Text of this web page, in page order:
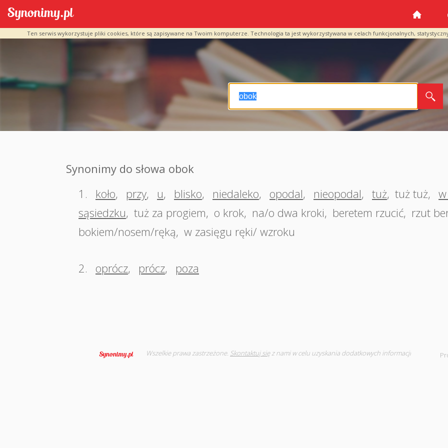
Ten serwis wykorzystuje pliki cookies, które są zapisywane na Twoim komputerze. Technologia ta jest wykorzystywana w celach funkcjonalnych,
Synonimy do słowa obok
1.
koło, przy, u, blisko, niedaleko, opodal, nieopodal, tuż, tuż tuż,
sąsiedzku, tuż za progiem, o krok, na/o dwa kroki, beretem rzucić, rzut
bokiem/nosem/ręką, w zasięgu ręki/ wzroku
2. oprócz, prócz, poza
Wszelkie prawa zastrzeżone. Skontaktuj sięz nami w celu uzyskania dodatkowych informacji